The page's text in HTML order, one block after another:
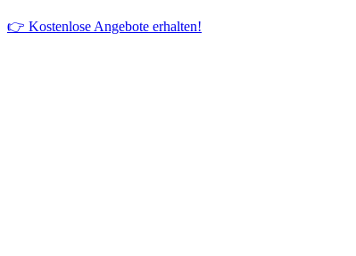
👉 Kostenlose Angebote erhalten!